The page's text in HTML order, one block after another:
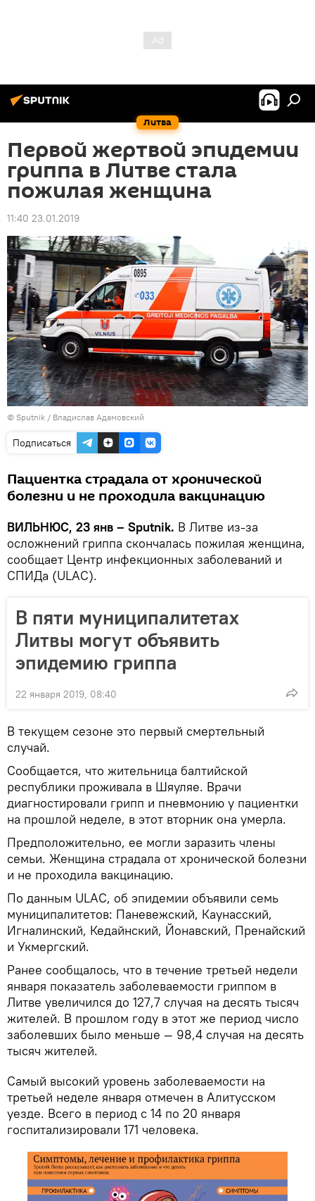
Литва
Первой жертвой эпидемии
гриппа в Литве стала
пожилая женщина
11:40 23.01.2019
© Sputnik / Владислав Адамовский
Подписаться
Пациентка страдала от хронической
болезни и не проходила вакцинацию
ВИЛЬНЮС, 23 янв – Sputnik. В Литве из-за
осложнений гриппа скончалась пожилая женщина,
сообщает Центр инфекционных заболеваний и
СПИДа (ULAC).
В пяти муниципалитетах
Литвы могут объявить
эпидемию гриппа
22 января 2019, 08:40
В текущем сезоне это первый смертельный
случай.
Сообщается, что жительница балтийской
республики проживала в Шяуляе. Врачи
диагностировали грипп и пневмонию у пациентки
на прошлой неделе, в этот вторник она умерла.
Предположительно, ее могли заразить члены
семьи. Женщина страдала от хронической болезни
и не проходила вакцинацию.
По данным ULAC, об эпидемии объявили семь
муниципалитетов: Паневежский, Каунасский,
Игналинский, Кедайнский, Йонавский, Пренайский
и Укмергский.
Ранее сообщалось, что в течение третьей недели
января показатель заболеваемости гриппом в
Литве увеличился до 127,7 случая на десять тысяч
жителей. В прошлом году в этот же период число
заболевших было меньше — 98,4 случая на десять
тысяч жителей.
Самый высокий уровень заболеваемости на
третьей неделе января отмечен в Алитусском
уезде. Всего в период с 14 по 20 января
госпитализировали 171 человека.